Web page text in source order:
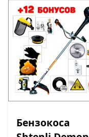
Бензокоса